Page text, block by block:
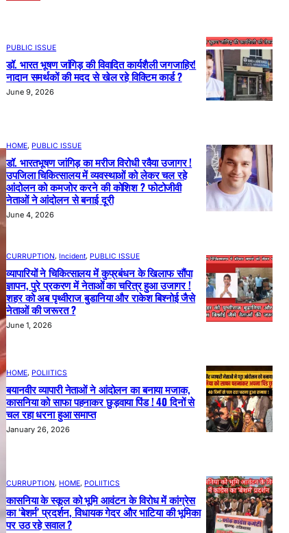
PUBLIC ISSUE
डॉ. भारत भूषण जांगिड़ की विवादित कार्यशैली जगजाहिर!
नादान समर्थकों की मदद से खेल रहे विक्टिम कार्ड ?
June 9, 2026
HOME, PUBLIC ISSUE
डॉ. भारतभूषण जांगिड़ का मरीज विरोधी रवैया उजागर !
उपजिला चिकित्सालय में व्यवस्थाओं को लेकर चल रहे
आंदोलन को कमजोर करने की कोशिश ? फोटोजीवी
नेताओं ने आंदोलन से बनाई दूरी
June 4, 2026
CURRUPTION, Incident, PUBLIC ISSUE
व्यापारियों ने चिकित्सालय में कुप्रबंधन के खिलाफ सौंपा
ज्ञापन, पुरे प्रकरण में नेताओं का चरित्र हुआ उजागर !
शहर को अब पृथ्वीराज बुडानिया और राकेश बिश्नोई जैसे
नेताओं की जरूरत ?
June 1, 2026
HOME, POLIITICS
बयानवीर व्यापारी नेताओं ने आंदोलन का बनाया मजाक,
कासनिया को साफा पहनाकर छुड़वाया पिंड ! 40 दिनों से
चल रहा धरना हुआ समाप्त
January 26, 2026
CURRUPTION, HOME, POLIITICS
कासनिया के स्कूल को भूमि आवंटन के विरोध में कांग्रेस
का ‘बेशर्म’ प्रदर्शन, विधायक गेदर और भाटिया की भूमिका
पर उठ रहे सवाल ?